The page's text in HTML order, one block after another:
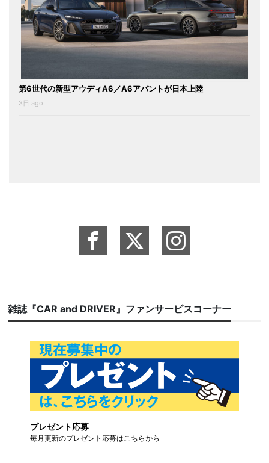
第6世代の新型アウディA6／A6アバントが日本上陸
3日 ago
雑誌『CAR and DRIVER』ファンサービスコーナー
プレゼント応募
毎月更新のプレゼント応募はこちらから